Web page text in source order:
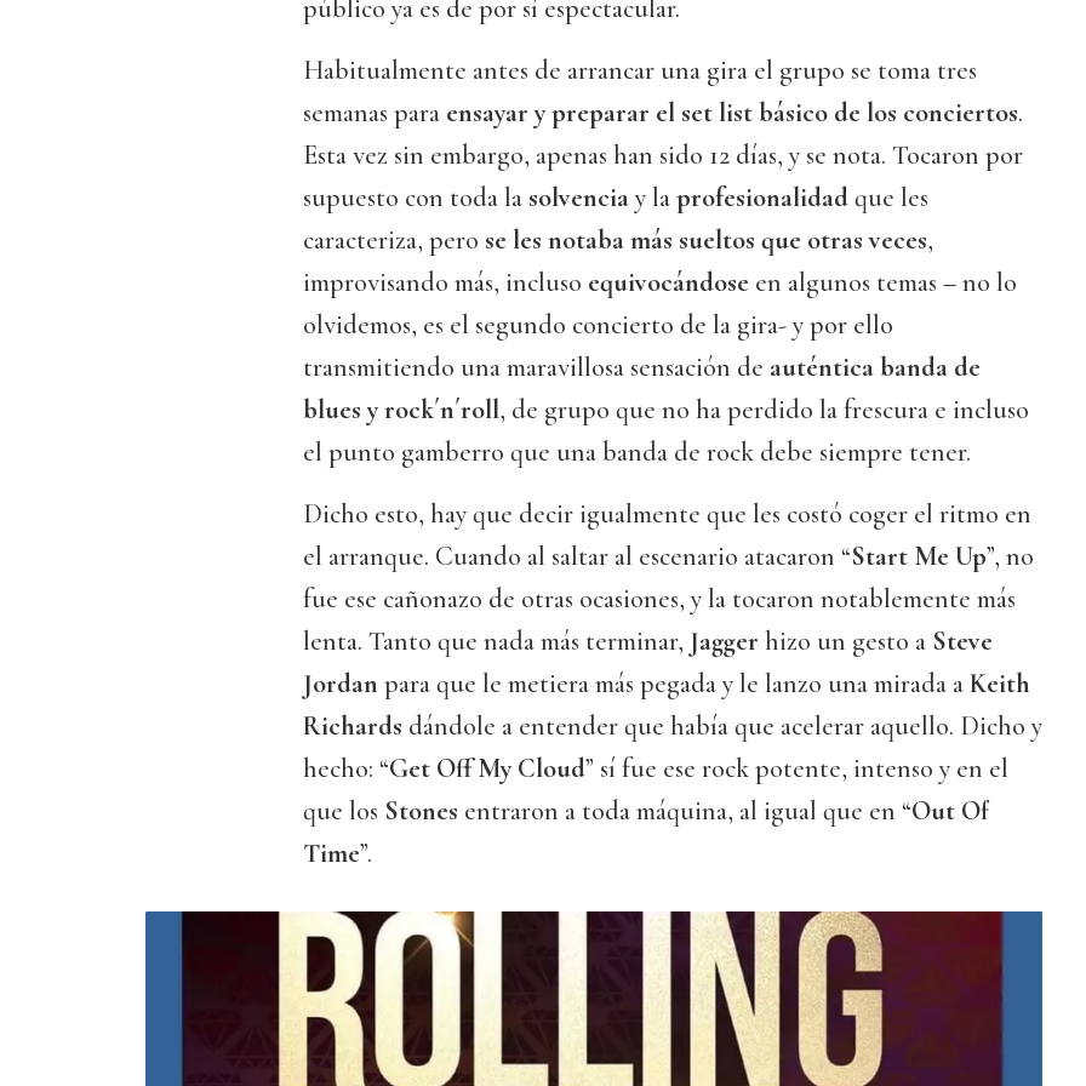
público ya es de por sí espectacular.
Habitualmente antes de arrancar una gira el grupo se toma tres
semanas para ensayar y preparar el set list básico de los conciertos.
Esta vez sin embargo, apenas han sido 12 días, y se nota. Tocaron por
supuesto con toda la solvenciay laprofesionalidadque les
caracteriza, pero se les notaba más sueltos que otras veces,
improvisando más, incluso equivocándose en algunos temas – no lo
olvidemos, es el segundo concierto de la gira- y por ello
transmitiendo una maravillosa sensación de auténtica banda de
blues y rock´n´roll, de grupo que no ha perdido la frescura e incluso
el punto gamberro que una banda de rock debe siempre tener.
Dicho esto, hay que decir igualmente que les costó coger el ritmo en
el arranque. Cuando al saltar al escenario atacaron “Start Me Up”, no
fue ese cañonazo de otras ocasiones, y la tocaron notablemente más
lenta. Tanto que nada más terminar, Jagger hizo un gesto a Steve
Jordan para que le metiera más pegada y le lanzo una mirada aKeith
Richards dándole a entender que había que acelerar aquello. Dicho y
hecho: “Get Off My Cloud” sí fue ese rock potente, intenso y en el
que los Stones entraron a toda máquina, al igual que en “Out Of
Time”.